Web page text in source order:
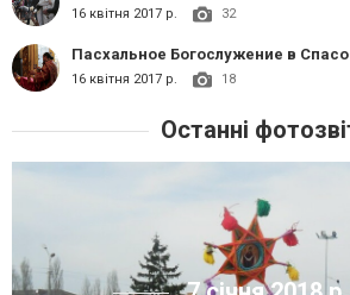
16 квітня 2017 р. 32
16 квітня 2017 р. 18
Останні